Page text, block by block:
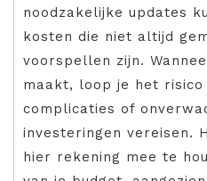
noodzakelijke updates
kosten die niet altijd
voorspellen zijn.
maakt, loop je het risico
complicaties of
investeringen vereisen.
hier rekening mee te